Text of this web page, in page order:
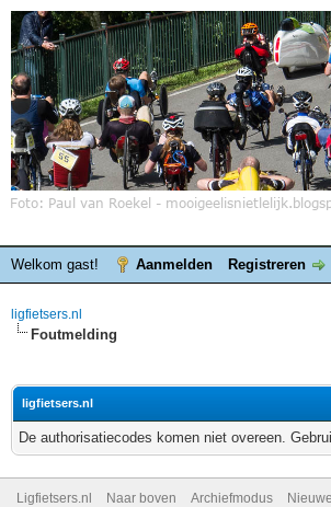
Welkom gast! Aanmelden Registreren
ligfietsers.nl
Foutmelding
ligfietsers.nl
De authorisatiecodes komen niet overeen.
Ligfietsers.nl Naar boven Archiefmodus